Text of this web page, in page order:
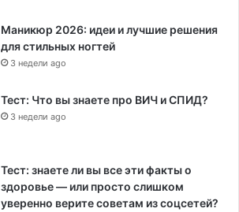
Маникюр 2026: идеи и лучшие решения
для стильных ногтей
3 недели ago
Тест: Что вы знаете про ВИЧ и СПИД?
3 недели ago
Тест: знаете ли вы все эти факты о
здоровье — или просто слишком
уверенно верите советам из соцсетей?